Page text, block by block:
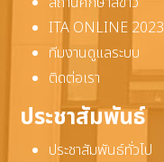
ITA ONLINE 2023
ทีมงานดูแลระบบ
ติดต่อเรา
ประชาสัมพันธ์
ประชาสัมพันธ์ทั่วไป